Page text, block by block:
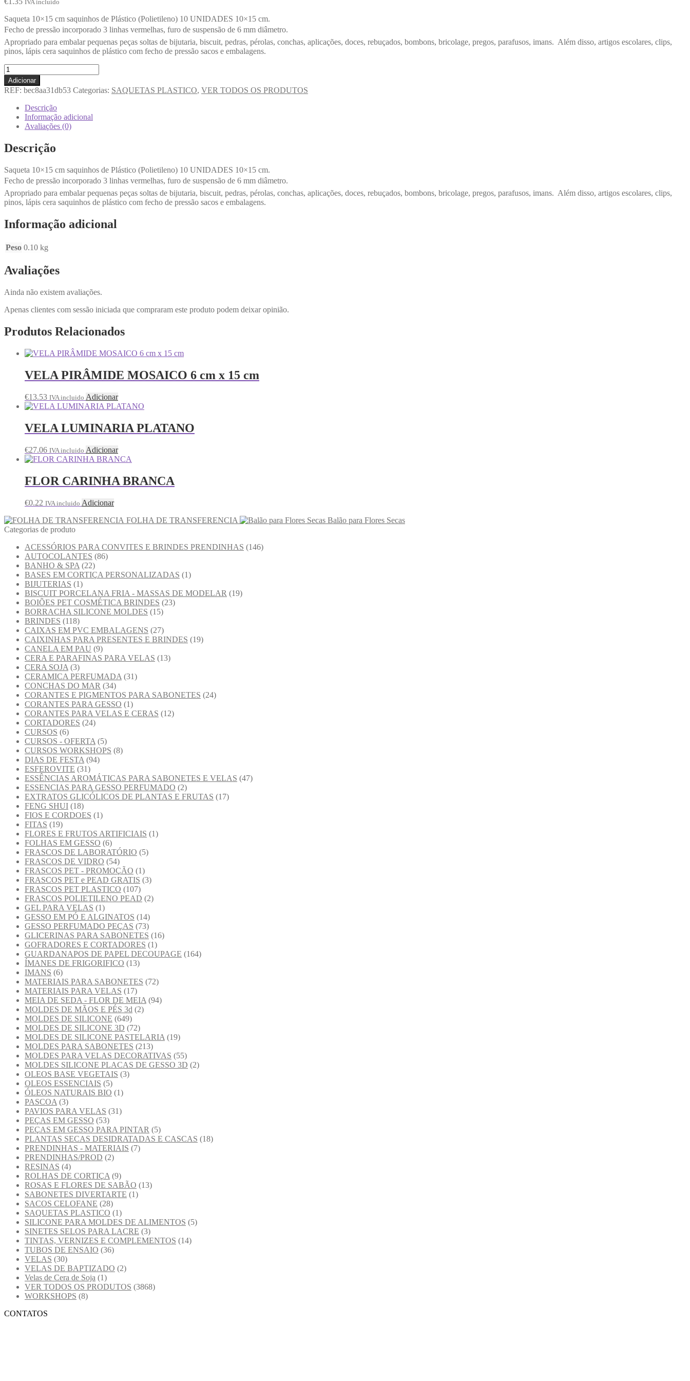
IVA incluido
Saqueta 10×15 cm saquinhos de Plástico (Polietileno) 10 UNIDADES 10×15 cm.
Fecho de pressão incorporado 3 linhas vermelhas, furo de suspensão de 6 mm diâmetro.
Apropriado para embalar pequenas peças soltas de bijutaria, biscuit, pedras, pérolas, conchas, aplicações, doces, rebuçados, bombons, bricolage, pregos, parafusos, imans. Além disso, artigos escolares, clips,
pinos, lápis cera saquinhos de plástico com fecho de pressão sacos e embalagens.
Adicionar
REF: bec8aa31db53 Categorias: SAQUETAS PLASTICO, VER TODOS OS PRODUTOS
Descrição
Informação adicional
Avaliações (0)
Descrição
Saqueta 10×15 cm saquinhos de Plástico (Polietileno) 10 UNIDADES 10×15 cm.
Fecho de pressão incorporado 3 linhas vermelhas, furo de suspensão de 6 mm diâmetro.
Apropriado para embalar pequenas peças soltas de bijutaria, biscuit, pedras, pérolas, conchas, aplicações, doces, rebuçados, bombons, bricolage, pregos, parafusos, imans. Além disso, artigos escolares, clips,
pinos, lápis cera saquinhos de plástico com fecho de pressão sacos e embalagens.
Informação adicional
Peso 0.10 kg
Avaliações
Ainda não existem avaliações.
Apenas clientes com sessão iniciada que compraram este produto podem deixar opinião.
Produtos Relacionados
VELA PIRÂMIDE MOSAICO 6 cm x 15 cm
€13.53 IVA incluido Adicionar
VELA LUMINARIA PLATANO
€27.06 IVA incluido Adicionar
FLOR CARINHA BRANCA
€0.22 IVA incluido Adicionar
FOLHA DE TRANSFERENCIA
Balão para Flores Secas
Categorias de produto
ACESSÓRIOS PARA CONVITES E BRINDES PRENDINHAS (146)
AUTOCOLANTES (86)
BANHO & SPA (22)
BASES EM CORTIÇA PERSONALIZADAS (1)
BIJUTERIAS (1)
BISCUIT PORCELANA FRIA - MASSAS DE MODELAR (19)
BOIÕES PET COSMÉTICA BRINDES (23)
BORRACHA SILICONE MOLDES (15)
BRINDES (118)
CAIXAS EM PVC EMBALAGENS (27)
CAIXINHAS PARA PRESENTES E BRINDES (19)
CANELA EM PAU (9)
CERA E PARAFINAS PARA VELAS (13)
CERA SOJA (3)
CERAMICA PERFUMADA (31)
CONCHAS DO MAR (34)
CORANTES E PIGMENTOS PARA SABONETES (24)
CORANTES PARA GESSO (1)
CORANTES PARA VELAS E CERAS (12)
CORTADORES (24)
CURSOS (6)
CURSOS - OFERTA (5)
CURSOS WORKSHOPS (8)
DIAS DE FESTA (94)
ESFEROVITE (31)
ESSÊNCIAS AROMÁTICAS PARA SABONETES E VELAS (47)
ESSENCIAS PARA GESSO PERFUMADO (2)
EXTRATOS GLICÓLICOS DE PLANTAS E FRUTAS (17)
FENG SHUI (18)
FIOS E CORDOES (1)
FITAS (19)
FLORES E FRUTOS ARTIFICIAIS (1)
FOLHAS EM GESSO (6)
FRASCOS DE LABORATÓRIO (5)
FRASCOS DE VIDRO (54)
FRASCOS PET - PROMOÇÃO (1)
FRASCOS PET e PEAD GRATIS (3)
FRASCOS PET PLASTICO (107)
FRASCOS POLIETILENO PEAD (2)
GEL PARA VELAS (1)
GESSO EM PÓ E ALGINATOS (14)
GESSO PERFUMADO PEÇAS (73)
GLICERINAS PARA SABONETES (16)
GOFRADORES E CORTADORES (1)
GUARDANAPOS DE PAPEL DECOUPAGE (164)
ÍMANES DE FRIGORIFICO (13)
IMANS (6)
MATERIAIS PARA SABONETES (72)
MATERIAIS PARA VELAS (17)
MEIA DE SEDA - FLOR DE MEIA (94)
MOLDES DE MÃOS E PÉS 3d (2)
MOLDES DE SILICONE (649)
MOLDES DE SILICONE 3D (72)
MOLDES DE SILICONE PASTELARIA (19)
MOLDES PARA SABONETES (213)
MOLDES PARA VELAS DECORATIVAS (55)
MOLDES SILICONE PLACAS DE GESSO 3D (2)
OLEOS BASE VEGETAIS (3)
OLEOS ESSENCIAIS (5)
ÓLEOS NATURAIS BIO (1)
PASCOA (3)
PAVIOS PARA VELAS (31)
PEÇAS EM GESSO (53)
PEÇAS EM GESSO PARA PINTAR (5)
PLANTAS SECAS DESIDRATADAS E CASCAS (18)
PRENDINHAS - MATERIAIS (7)
PRENDINHAS/PROD (2)
RESINAS (4)
ROLHAS DE CORTIÇA (9)
ROSAS E FLORES DE SABÃO (13)
SABONETES DIVERTARTE (1)
SACOS CELOFANE (28)
SAQUETAS PLASTICO (1)
SILICONE PARA MOLDES DE ALIMENTOS (5)
SINETES SELOS PARA LACRE (3)
TINTAS, VERNIZES E COMPLEMENTOS (14)
TUBOS DE ENSAIO (36)
VELAS (30)
VELAS DE BAPTIZADO (2)
Velas de Cera de Soja (1)
VER TODOS OS PRODUTOS (3868)
WORKSHOPS (8)
CONTATOS